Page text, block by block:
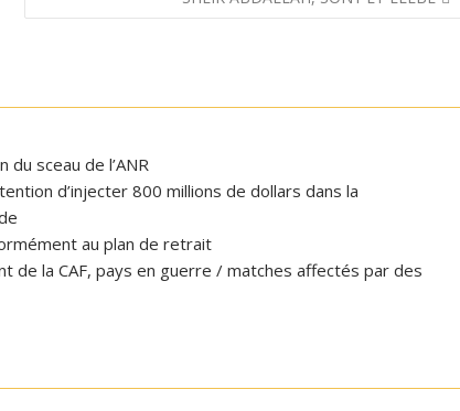
sceau de l’ANR
d’injecter 800 millions de dollars dans la
au plan de retrait
de la CAF, pays en guerre / matches affectés par des